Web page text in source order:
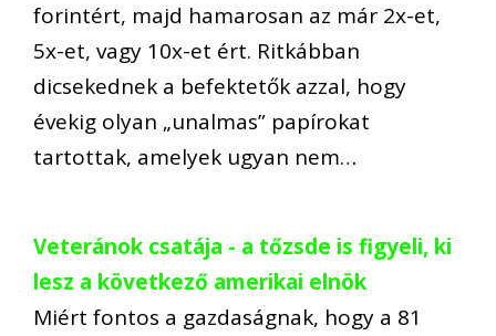
forintért, majd hamarosan az már 2x-et,
5x-et, vagy 10x-et ért. Ritkábban
dicsekednek a befektetők azzal, hogy
évekig olyan „unalmas” papírokat
tartottak, amelyek ugyan nem…
Veteránok csatája - a tőzsde is figyeli, ki
lesz a következő amerikai elnök
Miért fontos a gazdaságnak, hogy a 81